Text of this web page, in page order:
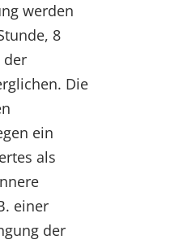
werden
8
der
Die
ein
als
einer
der